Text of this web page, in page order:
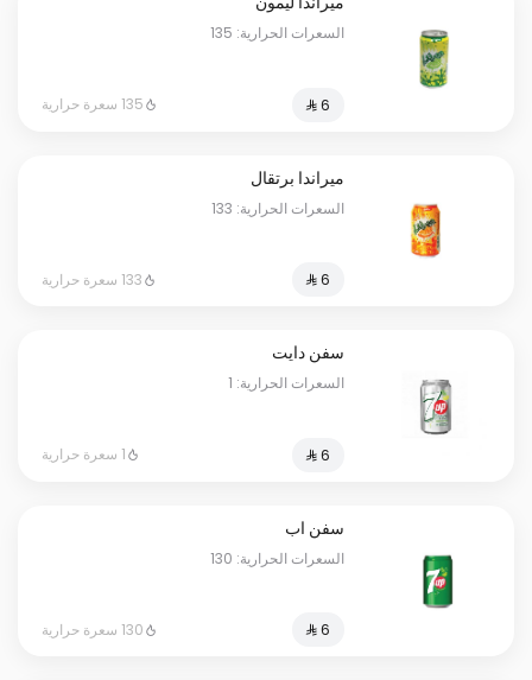
السعرات الحرارية: 135
135 سعرة حرارية
ميراندا برتقال
السعرات الحرارية: 133
133 سعرة حرارية
سفن دايت
السعرات الحرارية: 1
1 سعرة حرارية
سفن اب
السعرات الحرارية: 130
130 سعرة حرارية